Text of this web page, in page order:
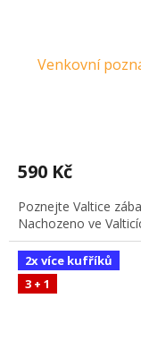
Venkovní
590 Kč
Poznejte Valtice
Nachozeno ve
2x více kufříků
3 + 1